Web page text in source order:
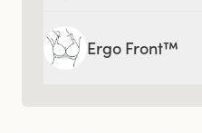
Ergo Front™